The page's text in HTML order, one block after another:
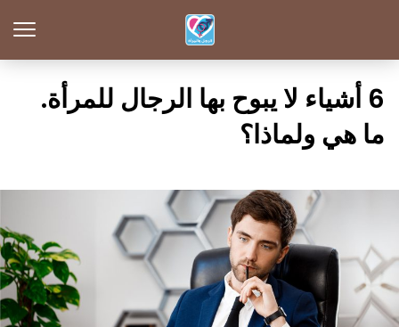
6 أشياء لا يبوح بها الرجال للمرأة.
ما هي ولماذا؟